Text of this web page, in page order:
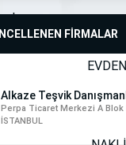
FİRMALAR
Alkaze Teşvik
Perpa Ticaret Merkezi A Blok
İSTANBUL